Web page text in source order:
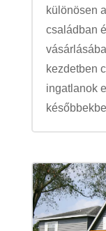
különösen
családban
kezdetben
ingatlanok